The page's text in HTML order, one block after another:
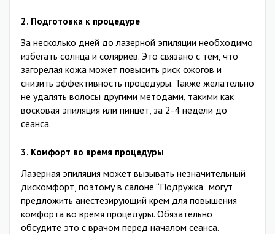
2. Подготовка к процедуре
За несколько дней до лазерной эпиляции необходимо
избегать солнца и соляриев. Это связано с тем, что
загорелая кожа может повысить риск ожогов и
снизить эффективность процедуры. Также желательно
не удалять волосы другими методами, такими как
восковая эпиляция или пинцет, за 2-4 недели до
сеанса.
3. Комфорт во время процедуры
Лазерная эпиляция может вызывать незначительный
дискомфорт, поэтому в салоне “Подружка” могут
предложить анестезирующий крем для повышения
комфорта во время процедуры. Обязательно
обсудите это с врачом перед началом сеанса.